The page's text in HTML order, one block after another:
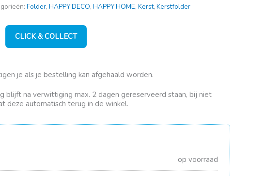
Folder, HAPPY DECO, HAPPY HOME, Kerst, Kerstfolder
CLICK & COLLECT
je als je bestelling kan afgehaald worden.
blijft na verwittiging max. 2 dagen gereserveerd staan, bij niet
deze automatisch terug in de winkel.
op voorraad